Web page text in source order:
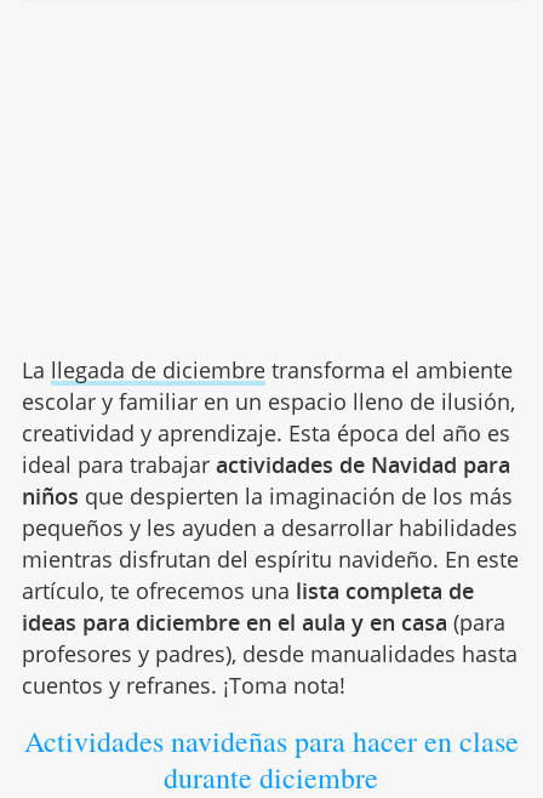
La llegada de diciembretransforma el ambiente
escolar y familiar en un espacio lleno de ilusión,
creatividad y aprendizaje. Esta época del año es
ideal para trabajar actividades de Navidad para
niños que despierten la imaginación de los más
pequeños y les ayuden a desarrollar habilidades
mientras disfrutan del espíritu navideño. En este
artículo, te ofrecemos una lista completa de
ideas para diciembre en el aula y en casa (para
profesores y padres), desde manualidades hasta
cuentos y refranes. ¡Toma nota!
Actividades navideñas para hacer en clase
durante diciembre